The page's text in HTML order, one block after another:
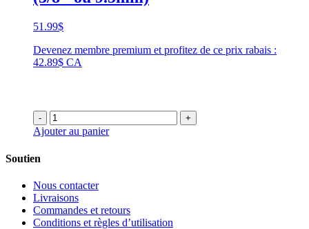
51.99$
Devenez membre premium et profitez de ce prix rabais :
42.89$ CA
- +
Ajouter au panier
Soutien
Nous contacter
Livraisons
Commandes et retours
Conditions et règles d’utilisation